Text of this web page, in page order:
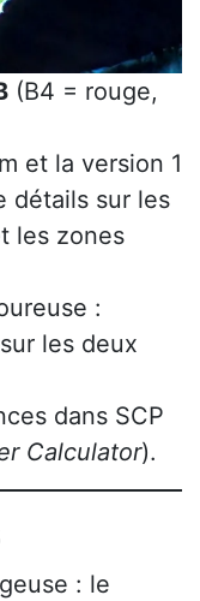
(B4 = rouge,
et la version 1
détails sur les
les zones
:
les deux
dans SCP
Calculator).
: le